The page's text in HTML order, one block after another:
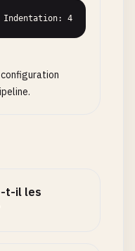
Indentation: 4
t-il les